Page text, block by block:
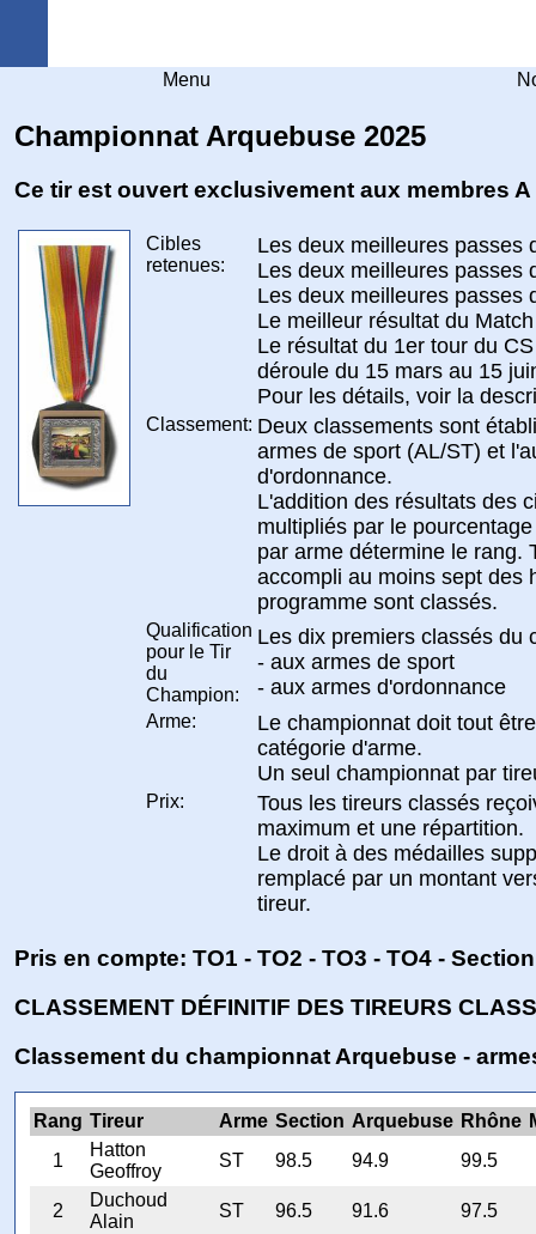
Menu
Championnat Arquebuse 2025
Ce tir est ouvert exclusivement aux membres A
Cibles
retenues:
Les deux meilleures passes
Les deux meilleures passes
Les deux meilleures passes
Le meilleur résultat du
Le résultat du 1er tour du
déroule du 15 mars au 15
Pour les détails, voir la
Classement: Deux classements sont
armes de sport (AL/ST) et
d'ordonnance.
L'addition des résultats des
multipliés par le
par arme détermine le rang.
accompli au moins sept des
programme sont classés.
Qualification
pour le Tir
du
Champion:
Les dix premiers classés du
- aux armes de sport
- aux armes d'ordonnance
Arme:
Le championnat doit tout
catégorie d'arme.
Un seul championnat par
Prix:
Tous les tireurs classés
maximum et une répartition.
Le droit à des médailles
remplacé par un montant
tireur.
Pris en compte: TO1 - TO2 - TO3 - TO4 -
CLASSEMENT DÉFINITIF DES TIREURS
Classement du championnat Arquebuse -
Rang Tireur Arme Section Arquebuse Rhône
1
Hatton
Geoffroy
ST 98.5 94.9 99.5
2
Duchoud
Alain
ST 96.5 91.6
97.5